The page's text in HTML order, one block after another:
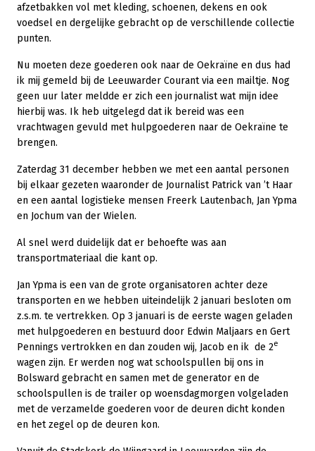
afzetbakken vol met kleding, schoenen, dekens en ook
voedsel en dergelijke gebracht op de verschillende collectie
punten.
Nu moeten deze goederen ook naar de Oekraïne en dus had
ik mij gemeld bij de Leeuwarder Courant via een mailtje. Nog
geen uur later meldde er zich een journalist wat mijn idee
hierbij was. Ik heb uitgelegd dat ik bereid was een
vrachtwagen gevuld met hulpgoederen naar de Oekraïne te
brengen.
Zaterdag 31 december hebben we met een aantal personen
bij elkaar gezeten waaronder de Journalist Patrick van ’t Haar
en een aantal logistieke mensen Freerk Lautenbach, Jan Ypma
en Jochum van der Wielen.
Al snel werd duidelijk dat er behoefte was aan
transportmateriaal die kant op.
Jan Ypma is een van de grote organisatoren achter deze
transporten en we hebben uiteindelijk 2 januari besloten om
z.s.m. te vertrekken. Op 3 januari is de eerste wagen geladen
met hulpgoederen en bestuurd door Edwin Maljaars en Gert
Pennings vertrokken en dan zouden wij, Jacob en ik de 2e
wagen zijn. Er werden nog wat schoolspullen bij ons in
Bolsward gebracht en samen met de generator en de
schoolspullen is de trailer op woensdagmorgen volgeladen
met de verzamelde goederen voor de deuren dicht konden
en het zegel op de deuren kon.